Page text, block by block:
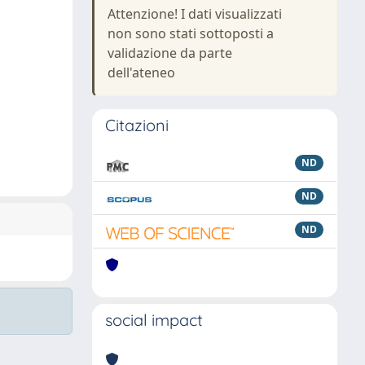
Attenzione! I dati visualizzati
non sono stati sottoposti a
validazione da parte
dell'ateneo
Citazioni
ND
ND
ND
social impact